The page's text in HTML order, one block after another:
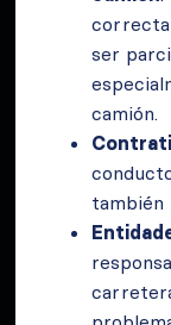
ser
camión.
también